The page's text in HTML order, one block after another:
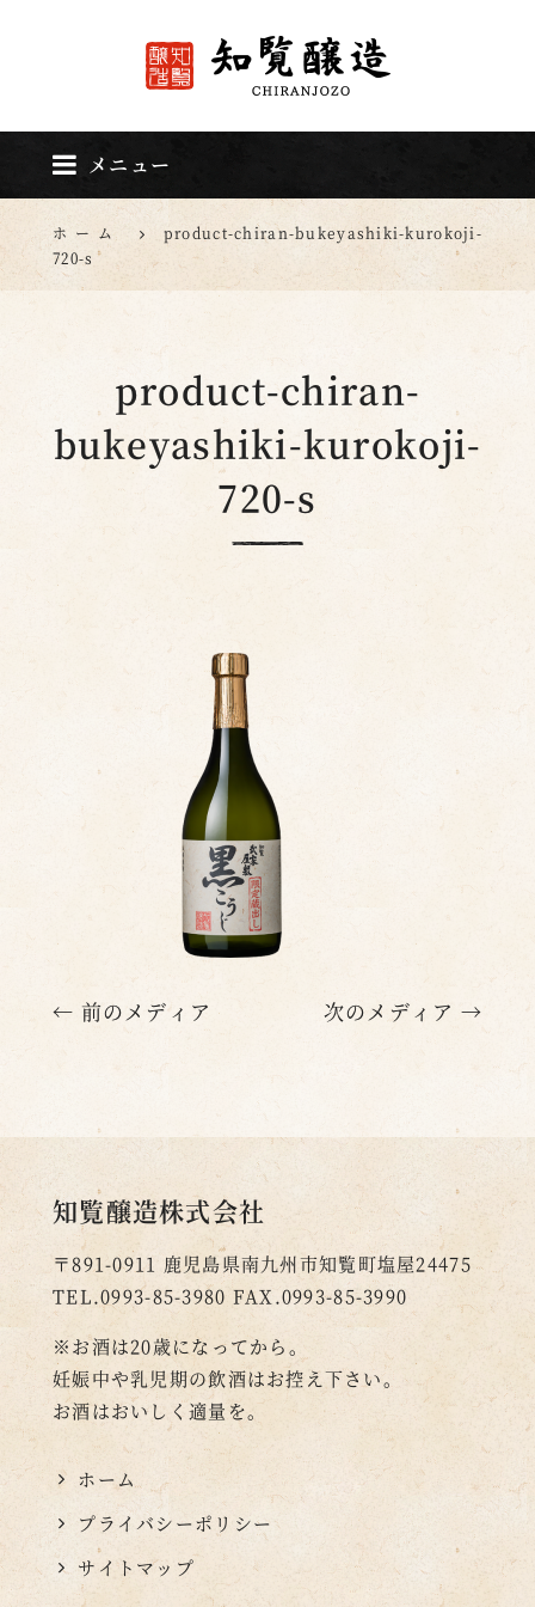
メニュー
ホーム
product-chiran-bukeyashiki-kurokoji-
720-s
product-chiran-
bukeyashiki-kurokoji-
720-s
← 前のメディア 次のメディア →
知覧醸造株式会社
〒891-0911 鹿児島県南九州市知覧町塩屋24475
TEL.0993-85-3980 FAX.0993-85-3990
※お酒は20歳になってから。
妊娠中や乳児期の飲酒はお控え下さい。
お酒はおいしく適量を。
ホーム
プライバシーポリシー
サイトマップ